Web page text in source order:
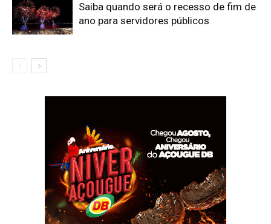
Saiba quando será o recesso de fim de
ano para servidores públicos